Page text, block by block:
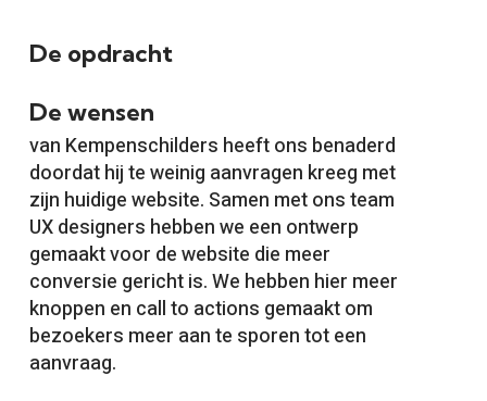
De opdracht
De wensen
van Kempenschilders heeft ons benaderd
doordat hij te weinig aanvragen kreeg met
zijn huidige website. Samen met ons team
UX designers hebben we een ontwerp
gemaakt voor de website die meer
conversie gericht is. We hebben hier meer
knoppen en call to actions gemaakt om
bezoekers meer aan te sporen tot een
aanvraag.